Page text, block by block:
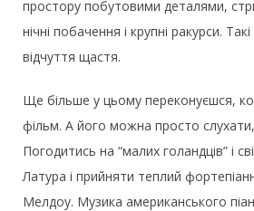
простору побутовими деталями,
нічні побачення і крупні ракурси.
відчуття щастя.
Ще більше у цьому переконуєшся,
фільм. А його можна просто
Погодитись на “малих голандців” і
Латура і прийняти теплий
Мелдоу. Музика американського